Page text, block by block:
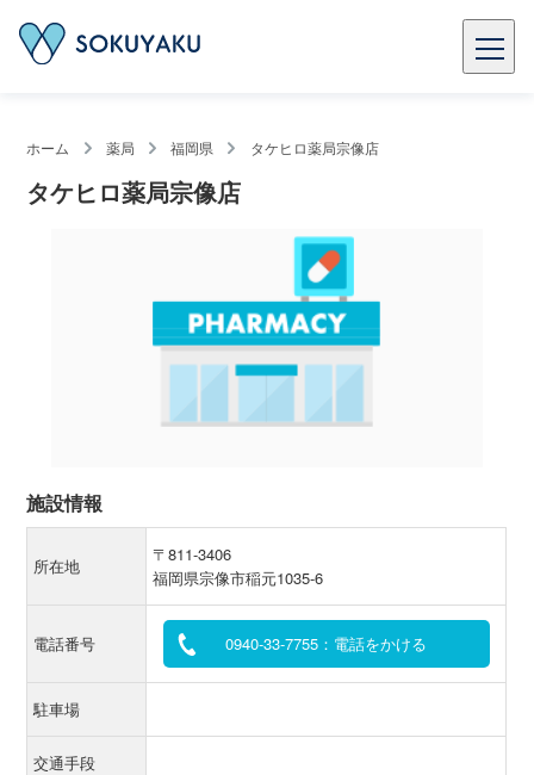
ホーム 薬局 福岡県 タケヒロ薬局宗像店
タケヒロ薬局宗像店
施設情報
所在地
〒811-3406
福岡県宗像市稲元1035-6
電話番号 0940-33-7755：電話をかける
駐車場
交通手段